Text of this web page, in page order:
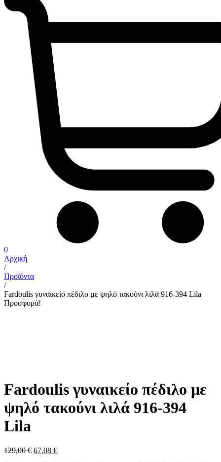
0
Αρχική
/
Προϊόντα
/
Fardoulis γυναικείο πέδιλο με ψηλό τακούνι λιλά 916-394 Lila
Προσφορά!
Fardoulis γυναικείο πέδιλο με
ψηλό τακούνι λιλά 916-394
Lila
129,00€ Original
67,08 €Η